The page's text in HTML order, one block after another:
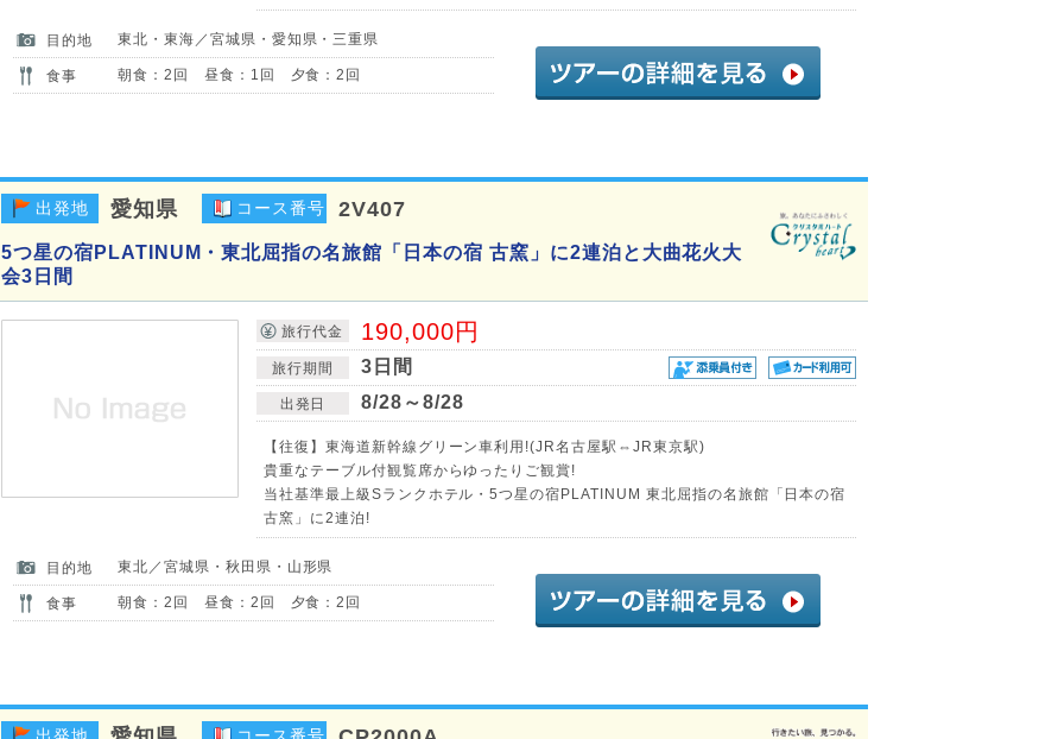
目的地 東北・東海／宮城県・愛知県・三重県
食事 朝食：2回 昼食：1回 夕食：2回
出発地 愛知県 コース番号 2V407
5つ星の宿PLATINUM・東北屈指の名旅館「日本の宿 古窯」に2連泊と大曲花火大
会3日間
旅行代金 190,000円
旅行期間 3日間
出発日 8/28～8/28
【往復】東海道新幹線グリーン車利用!(JR名古屋駅⇔JR東京駅)
貴重なテーブル付観覧席からゆったりご観賞!
当社基準最上級Sランクホテル・5つ星の宿PLATINUM 東北屈指の名旅館「日本の宿
古窯」に2連泊!
目的地 東北／宮城県・秋田県・山形県
食事 朝食：2回 昼食：2回 夕食：2回